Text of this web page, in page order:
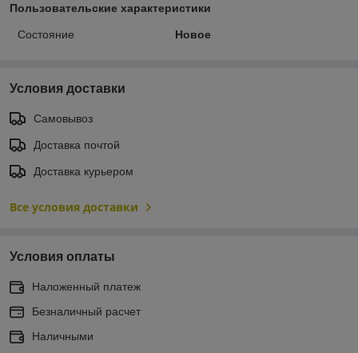
Пользовательские характеристики
Состояние Новое
Условия доставки
Самовывоз
Доставка почтой
Доставка курьером
Все условия доставки
Условия оплаты
Наложенный платеж
Безналичный расчет
Наличными